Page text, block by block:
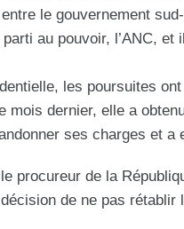
le gouvernement
au pouvoir, l’ANC,
les poursuites
mois dernier, elle a
ses charges et a
procureur de la
de ne pas